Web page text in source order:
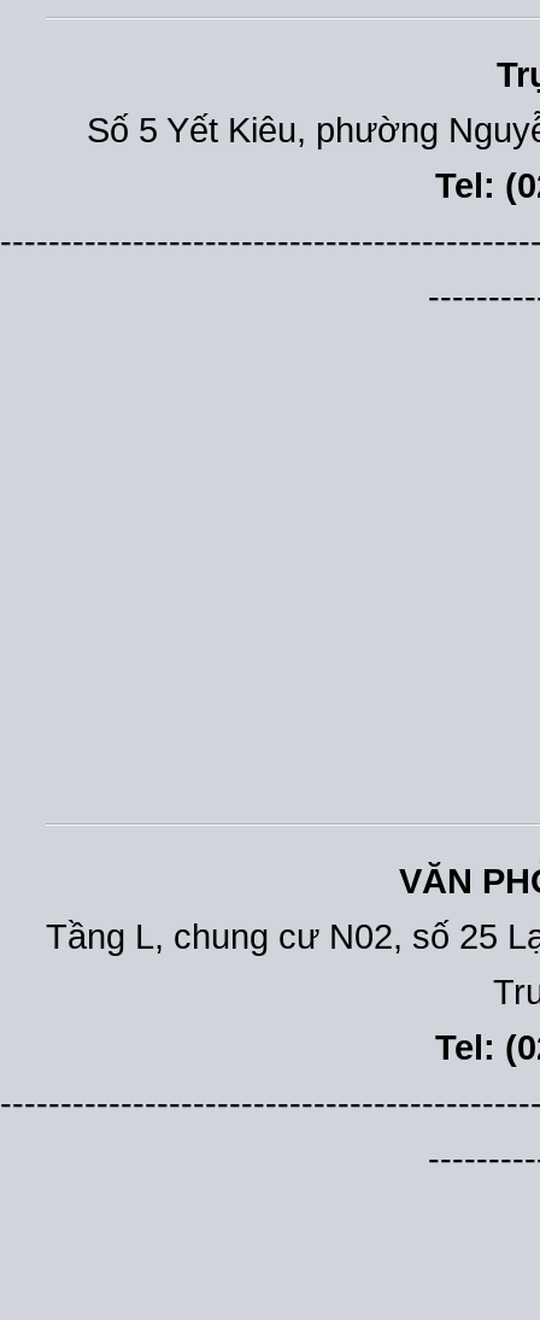
Số 5 Yết Kiêu, phường
Tel:
VĂN
Tầng L, chung cư N02, số 25
Tel: